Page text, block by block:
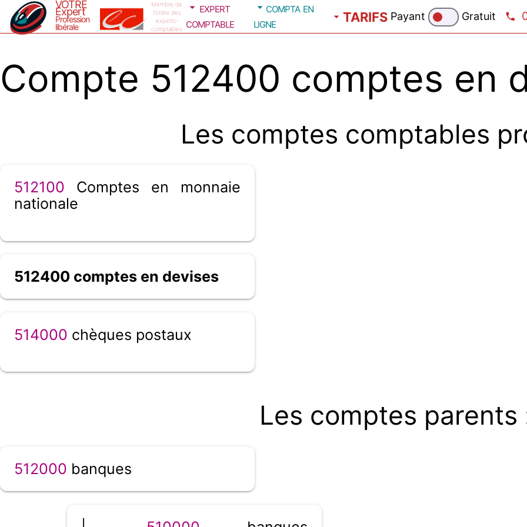
VOTRE
Expert
Profession
libérale
Membre de
l'ordre des
experts-
comptables
expert
comptable
compta en
ligne
TARIFS Payant Gratuit
Compte 512400 comptes en
Les comptes comptables
512100 Comptes en monnaie
nationale
512400 comptes en devises
514000 chèques postaux
Les comptes parents
512000 banques